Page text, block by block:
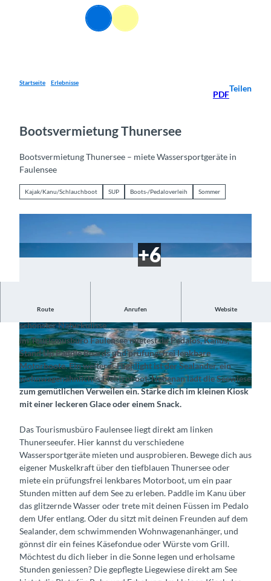
Suche Menü
Startseite Erlebnisse
PDF
Teilen
Bootsvermietung Thunersee
Bootsvermietung Thunersee – miete Wassersportgeräte in
Faulensee
Kajak/Kanu/Schlauchboot SUP Boots-/Pedaloverleih Sommer
© CC-BY-SA
© Tourismusbüro Faulensee, Interlaken Touris
mus |CC-BY-SA
© Tourismusbüro Faulensee, Interlaken Touris
mus |CC-BY-SA
Route Anrufen Website
Erlebe das Element Wasser aktiv beim Paddeln und Treten in
schönster Naturkulisse
Im Tourismusbüro Faulensee mietest du Pedalos, Kanus,
Stand Up Paddle Boards und prüfungsfrei lenkbare
Motorboote. Ein weiteres Highlight ist der Sealander, ein
wohnwagenähnliches Elektroboot. Nebenan lädt die Seewiese
zum gemütlichen Verweilen ein. Stärke dich im kleinen Kiosk
mit einer leckeren Glace oder einem Snack.
Das Tourismusbüro Faulensee liegt direkt am linken
Thunerseeufer. Hier kannst du verschiedene
Wassersportgeräte mieten und ausprobieren. Bewege dich aus
eigener Muskelkraft über den tiefblauen Thunersee oder
miete ein prüfungsfrei lenkbares Motorboot, um ein paar
Stunden mitten auf dem See zu erleben. Paddle im Kanu über
das glitzernde Wasser oder trete mit deinen Füssen im Pedalo
dem Ufer entlang. Oder du sitzt mit deinen Freunden auf dem
Sealander, dem schwimmenden Wohnwagenanhänger, und
gönnst dir ein feines Käsefondue oder Würste vom Grill.
Möchtest du dich lieber in die Sonne legen und erholsame
Stunden geniessen? Die gepflegte Liegewiese direkt am See